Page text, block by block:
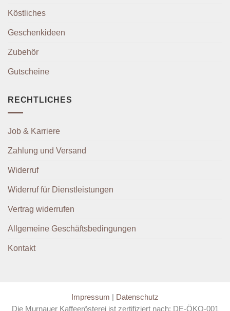
Köstliches
Geschenkideen
Zubehör
Gutscheine
RECHTLICHES
Job & Karriere
Zahlung und Versand
Widerruf
Widerruf für Dienstleistungen
Vertrag widerrufen
Allgemeine Geschäftsbedingungen
Kontakt
Impressum
Datenschutz
Die Murnauer Kaffeerösterei ist zertifiziert nach: DE-ÖKO-001